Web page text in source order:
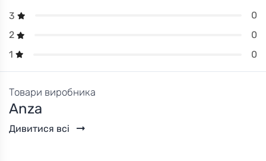
3
0
2
0
1
0
Товари виробника
Anza
Дивитися всі